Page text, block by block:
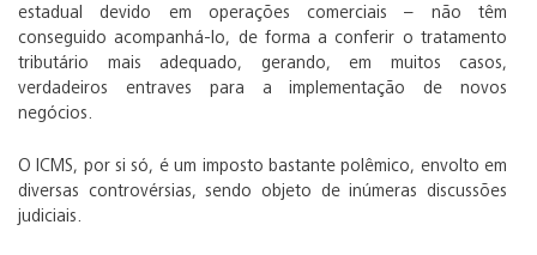
estadual devido em operações comerciais – não têm
conseguido acompanhá-lo, de forma a conferir o tratamento
tributário mais adequado, gerando, em muitos casos,
verdadeiros entraves para a implementação de novos
negócios.
O ICMS, por si só, é um imposto bastante polêmico, envolto em
diversas controvérsias, sendo objeto de inúmeras discussões
judiciais.